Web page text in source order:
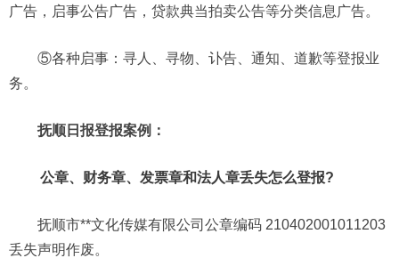
广告，启事公告广告，贷款典当拍卖公告等分类信息广告。
⑤各种启事：寻人、寻物、讣告、通知、道歉等登报业
务。
抚顺日报登报案例：
公章、财务章、发票章和法人章丢失怎么登报?
抚顺市**文化传媒有限公司公章编码 210402001011203
丢失声明作废。